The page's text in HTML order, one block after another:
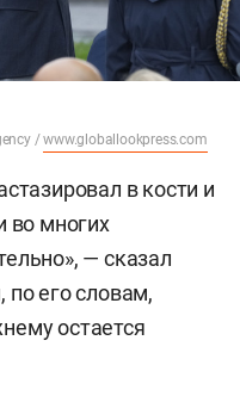
/www.globallookpress.com
в кости и
во многих
— сказал
его словам,
остается